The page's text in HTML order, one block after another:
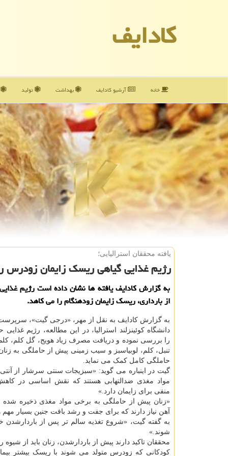
كادایف
خانه آرشیو كادایف بهداشت تولید
یافته محققان استرالیایی؛
رژیم غذایی گیاهی ریسك زایمان زودرس
به گزارش كادایف یافته ها نشان داده است رژیم
از بارداری، ریسك زایمان زودهنگام را می كاهد.
به گزارش کادایف به نقل از مهر، «درجی گیت»،
را بررسی نموده و دریافت مصرف زیاد هویج، گل کلم،
تنبل، کلم، لوبیاسبز و سیب زمینی پیش از حاملگی به
حاملگی کامل کمک می نماید.
گیت در اینباره می گوید: «سبزیجات سنتی سرشار از آنتی
مواد مغذی ضدالتهابی هستند که نقش اساسی در
منفی برای زایمان دارد.»
«زنان پیش از حاملگی به برخی مواد مغذی ذخیره شده
آهن نیاز دارند که برای جفت و رشد بافت جنین بسیار مهم
به گفته گیت، «شروع تغذیه سالم تر پس از
شوند.»
محققان تاکید دارند پیش از باردارشدن، زنان باید از
کودکانی که زودرس متولد می شوند با ریسک بیشتر